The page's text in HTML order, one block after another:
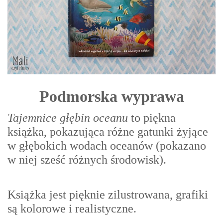
Podmorska wyprawa
Tajemnice głębin oceanu to piękna
książka, pokazująca różne gatunki żyjące
w głębokich wodach oceanów (pokazano
w niej sześć różnych środowisk).
Książka jest pięknie zilustrowana, grafiki
są kolorowe i realistyczne.